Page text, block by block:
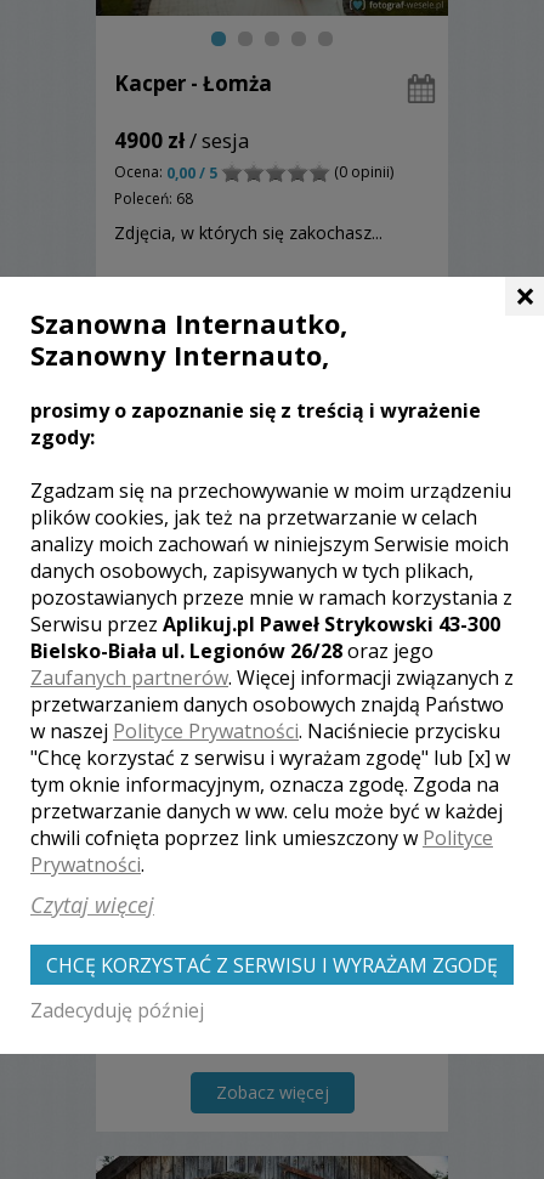
Kacper - Łomża
4900 zł/ sesja
Ocena: 0,00 / 5
(0 opinii)
Poleceń: 68
Zdjęcia, w których się zakochasz...
Zobacz więcej
Jakub - Białystok
2000 zł/ sesja
Ocena:
Nazywam się Jakub i zajmuję się
fotografią ślubną. W listopadzie 2017
roku znalazłem się w trójce polecanych
fotografów ślubnych w Białymstoku.
Zobacz więcej
×
Szanowna Internautko,
Szanowny Internauto,
prosimy o zapoznanie się z treścią i wyrażenie
zgody:
Zgadzam się na przechowywanie w moim urządzeniu
plików cookies, jak też na przetwarzanie w celach
analizy moich zachowań w niniejszym Serwisie moich
danych osobowych, zapisywanych w tych plikach,
pozostawianych przeze mnie w ramach korzystania z
Serwisu przez Aplikuj.pl Paweł Strykowski 43-300
Bielsko-Biała ul. Legionów 26/28oraz jego
Zaufanych partnerów. Więcej informacji związanych z
przetwarzaniem danych osobowych znajdą Państwo
w naszej Polityce Prywatności. Naciśniecie przycisku
"Chcę korzystać z serwisu i wyrażam zgodę" lub [x] w
tym oknie informacyjnym, oznacza zgodę. Zgoda na
przetwarzanie danych w ww. celu może być w każdej
chwili cofnięta poprzez link umieszczony w Polityce
Prywatności.
Czytaj więcej
CHCĘ KORZYSTAĆ Z SERWISU I WYRAŻAM ZGODĘ
Zadecyduję później